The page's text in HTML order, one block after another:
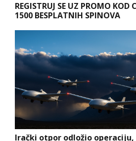
REGISTRUJ SE UZ PROMO
1500 BESPLATNIH SPINOVA
Irački otpor odložio